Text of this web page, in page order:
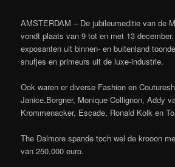
AMSTERDAM – De jubileumeditie van de
vondt plaats van 9 tot en met 13
exposanten uit binnen- en buitenland
snufjes en primeurs uit de luxe-industrie.
Ook waren er diverse Fashion en
Janice,Borgner, Monique Collignon, Addy
Krommenacker, Escade, Ronald Kolk en
The Dalmore spande toch wel de krooon
van 250.000 euro.